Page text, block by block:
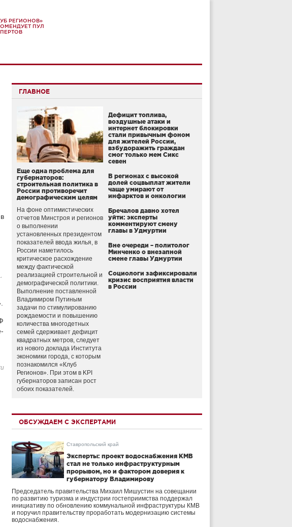
РЕГИОНОВ»
ПУЛ
ГЛАВНОЕ
Еще одна проблема для
губернаторов:
строительная политика в
России противоречит
демографическим целям
На фоне оптимистических
отчетов Минстроя и регионов
о выполнении
установленных президентом
показателей ввода жилья, в
России наметилось
критическое расхождение
между фактической
реализацией строительной и
демографической политики.
Выполнение поставленной
Владимиром Путиным
задачи по стимулированию
рождаемости и повышению
количества многодетных
семей сдерживает дефицит
квадратных метров, следует
из нового доклада Института
экономики города, с которым
познакомился «Клуб
Регионов». При этом в KPI
губернаторов записан рост
обоих показателей.
Дефицит топлива,
воздушные атаки и
интернет блокировки
стали привычным фоном
для жителей России,
взбудоражить граждан
смог только мем Сикс
севен
В регионах с высокой
долей соцвыплат жители
чаще умирают от
инфарктов и онкологии
Бречалов давно хотел
уйти: эксперты
комментируют смену
главы в Удмуртии
Вне очереди – политолог
Минченко о внезапной
смене главы Удмуртии
Социологи зафиксировали
кризис восприятия власти
в России
ОБСУЖДАЕМ С ЭКСПЕРТАМИ
Ставропольский край
Эксперты: проект водоснабжения КМВ
стал не только инфраструктурным
прорывом, но и фактором доверия к
губернатору Владимирову
Председатель правительства Михаил Мишустин на совещании
по развитию туризма и индустрии гостеприимства поддержал
инициативу по обновлению коммунальной инфраструктуры КМВ
и поручил правительству проработать модернизацию системы
водоснабжения.